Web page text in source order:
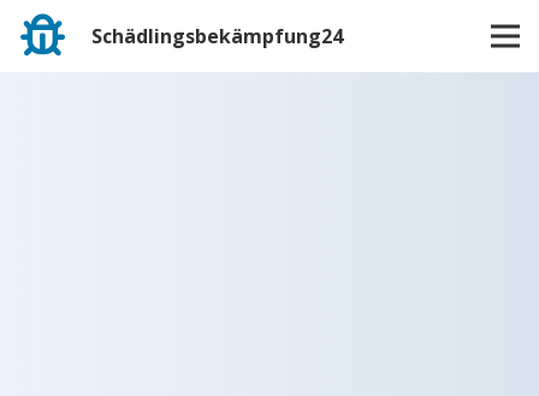
Schädlingsbekämpfung24